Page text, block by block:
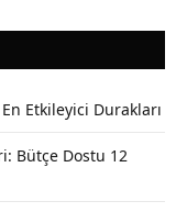
Etkileyici Durakları
Bütçe Dostu 12